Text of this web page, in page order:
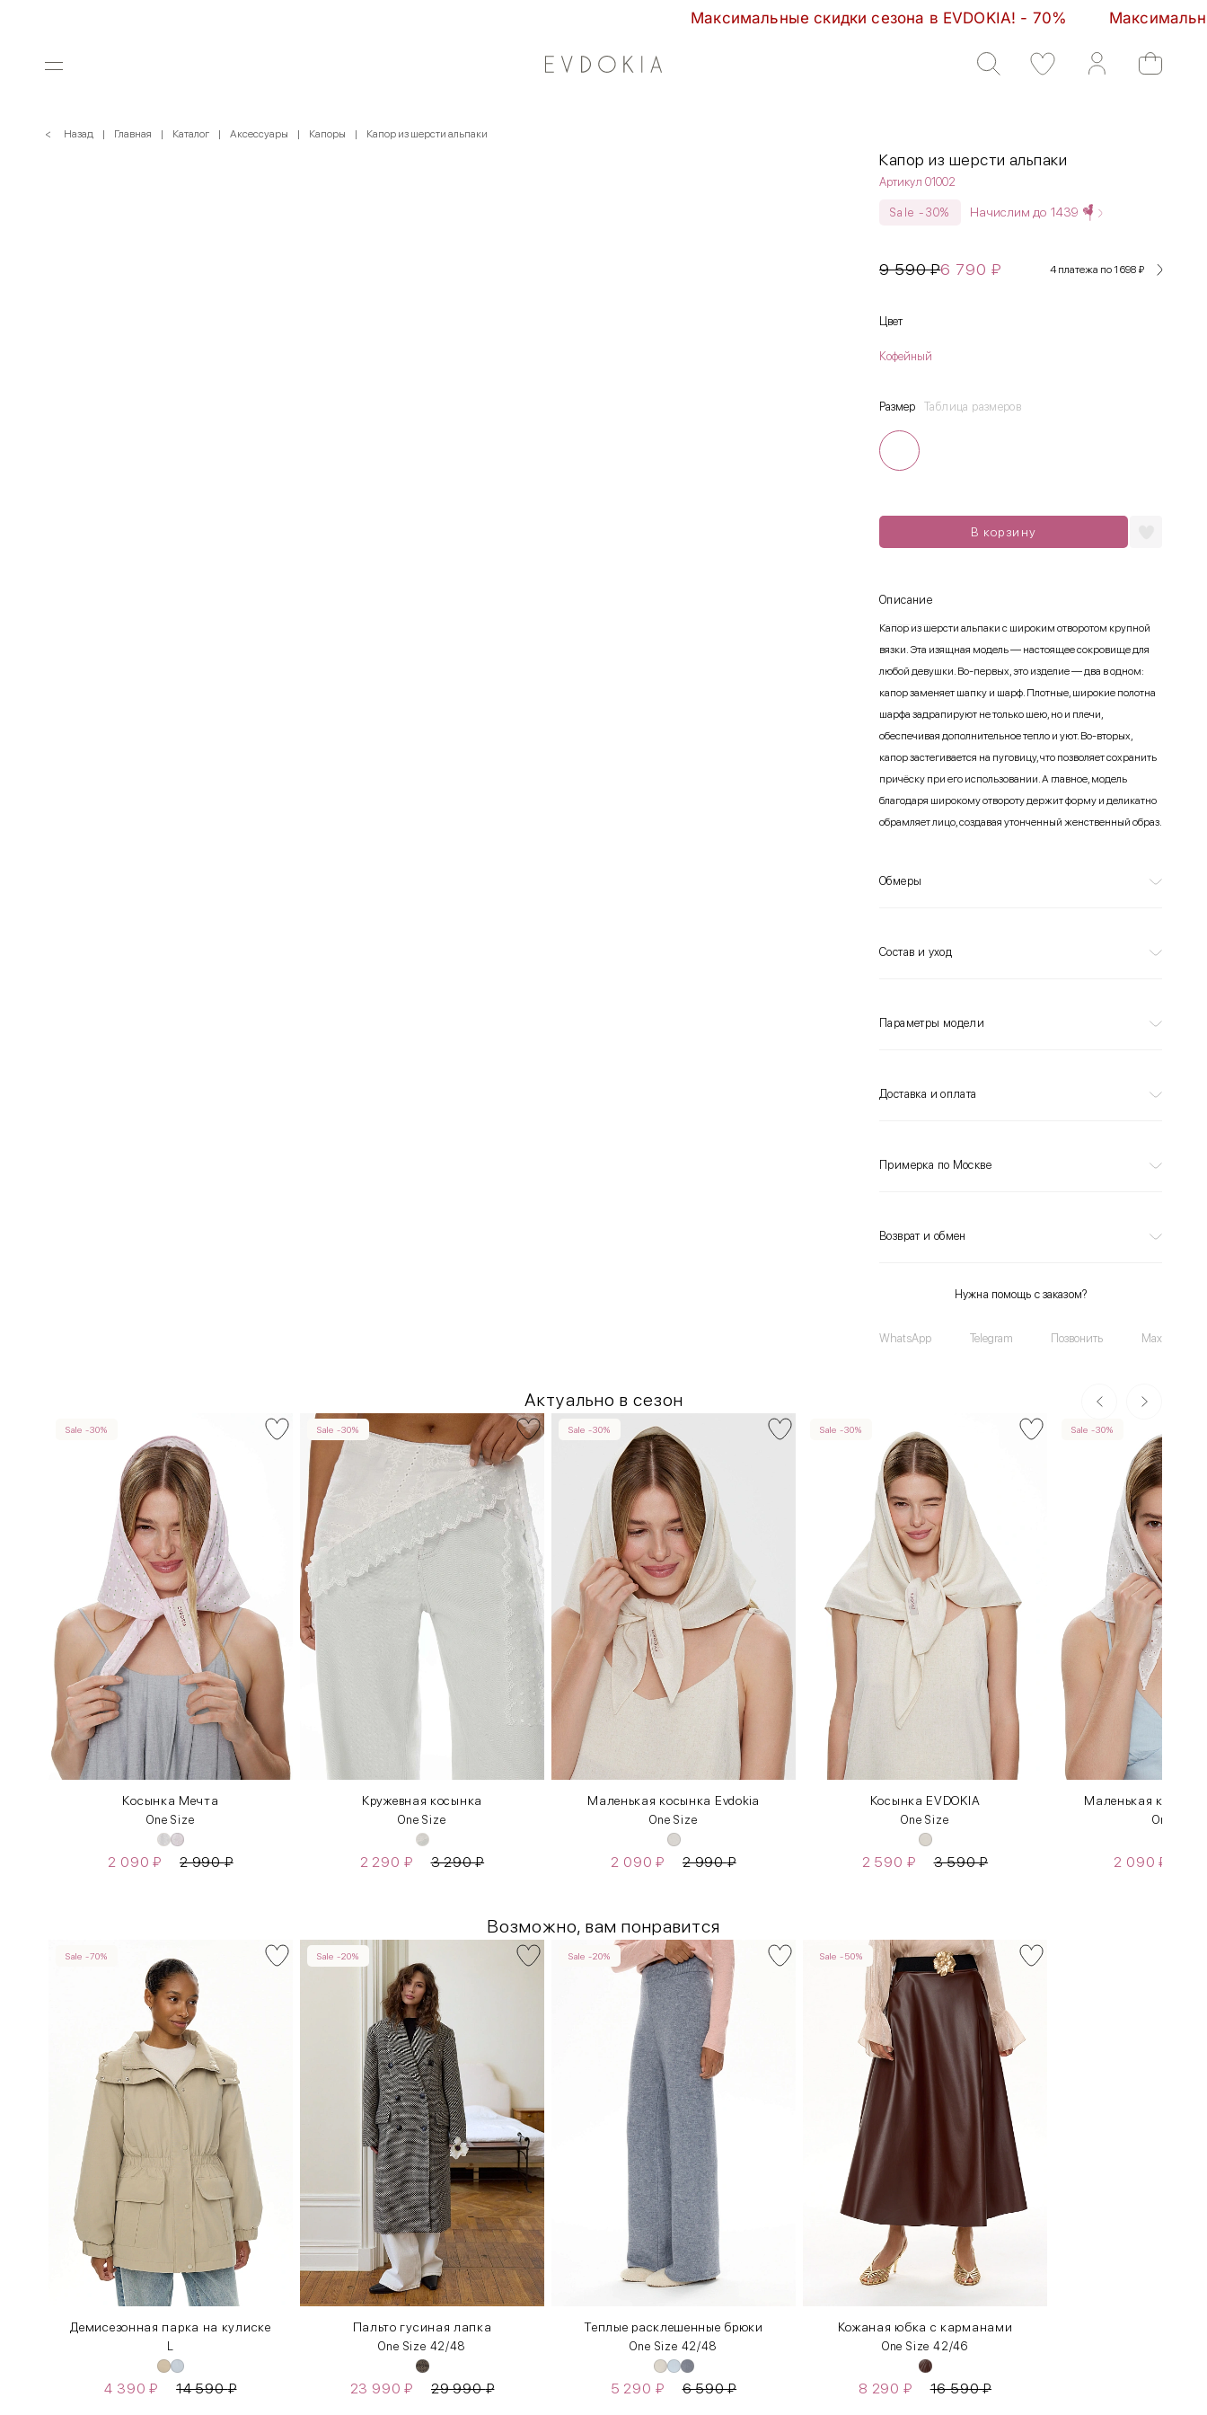
Максимальные скидки сезона в EVDOKIA! - 70%         Максимальные скидки
< Назад Главная Каталог Аксессуары Капоры Капор из шерсти альпаки
Капор из шерсти альпаки
Артикул 01002
Sale -30% Начислим до 1439
9 590₽6 790 ₽ 4 платежа по 1 698 ₽
Цвет
Кофейный
Размер Таблица размеров
В корзину
Описание
Капор из шерсти альпаки с широким отворотом крупной
вязки. Эта изящная модель — настоящее сокровище для
любой девушки. Во-первых, это изделие — два в одном:
капор заменяет шапку и шарф. Плотные, широкие полотна
шарфа задрапируют не только шею, но и плечи,
обеспечивая дополнительное тепло и уют. Во-вторых,
капор застегивается на пуговицу, что позволяет сохранить
причёску при его использовании. А главное, модель
благодаря широкому отвороту держит форму и деликатно
обрамляет лицо, создавая утонченный женственный образ.
Обмеры
Состав и уход
Параметры модели
Доставка и оплата
Примерка по Москве
Возврат и обмен
Нужна помощь с заказом?
WhatsApp Telegram Позвонить Max
Актуально в сезон
Sale -30%
Косынка Мечта
One Size
2 090₽ 2 990₽
Sale -30%
Кружевная косынка
One Size
2 290 ₽ 3 290₽
Sale -30%
Маленькая косынка Evdokia
One Size
2 090₽ 2 990₽
Sale -30%
Косынка EVDOKIA
One Size
2 590 ₽ 3 590₽
Sale -30%
Маленькая
One Size
2 090₽
Возможно, вам понравится
Sale -70%
Демисезонная парка на кулиске
L
4 390₽ 14 590₽
Sale -20%
Пальто гусиная лапка
One Size 42/48
23 990₽ 29 990₽
Sale -20%
Теплые расклешенные брюки
One Size 42/48
5 290 ₽ 6 590₽
Sale -50%
Кожаная юбка с карманами
One Size 42/46
8 290 ₽ 16 590₽